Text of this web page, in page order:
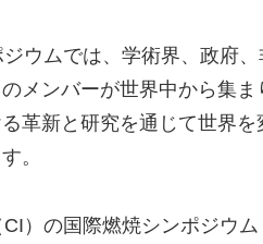
ウムでは、学術界、政府
メンバーが世界中から集
革新と研究を通じて世界
。
）の国際燃焼シンポジウ